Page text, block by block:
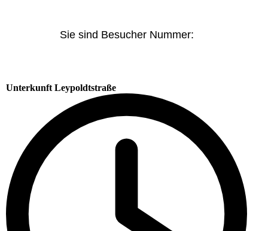
Sie sind Besucher Nummer:
Unterkunft Leypoldtstraße